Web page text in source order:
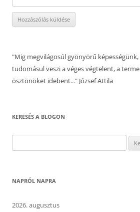
"Mig megvilágosúl gyönyörű
tudomásul veszi a véges végtelent, a
ösztönöket idebent..." József Attila
KERESÉS A BLOGON
NAPRÓL NAPRA
2026. augusztus